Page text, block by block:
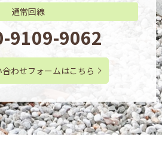
通常回線
9109-9062
合わせフォームはこちら